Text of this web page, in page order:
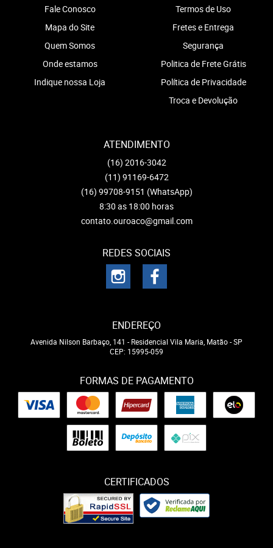
Fale Conosco
Mapa do Site
Quem Somos
Onde estamos
Indique nossa Loja
Termos de Uso
Fretes e Entrega
Segurança
Politica de Frete Grátis
Política de Privacidade
Troca e Devolução
ATENDIMENTO
(16) 2016-3042
(11) 91169-6472
(16) 99708-9151 (WhatsApp)
8:30 as 18:00 horas
contato.ouroaco@gmail.com
REDES SOCIAIS
ENDEREÇO
Avenida Nilson Barbaço, 141 - Residencial Vila Maria, Matão-SP
CEP: 15995-059
FORMAS DE PAGAMENTO
CERTIFICADOS